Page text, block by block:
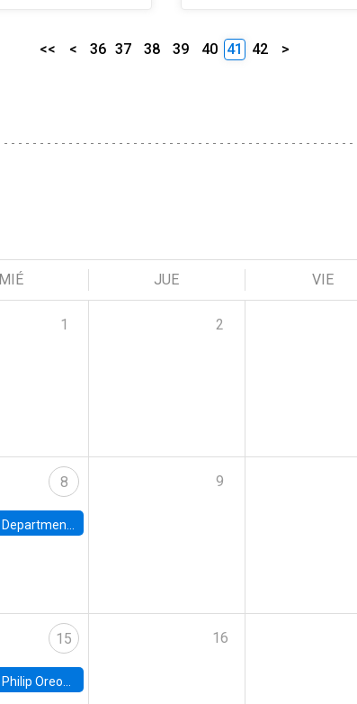
<< < 36 37 38 39 40 41 42 >
MIÉ JUE VIE
1 2
8
Department Seminar: James Robinson
9
15
Philip Oreopolous, University of Toronto
16